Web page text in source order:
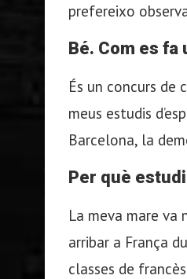
prefereixo
Bé. Com es fa
És un concurs de
meus estudis
Barcelona, la
Per què
La meva mare va
arribar a França
classes de